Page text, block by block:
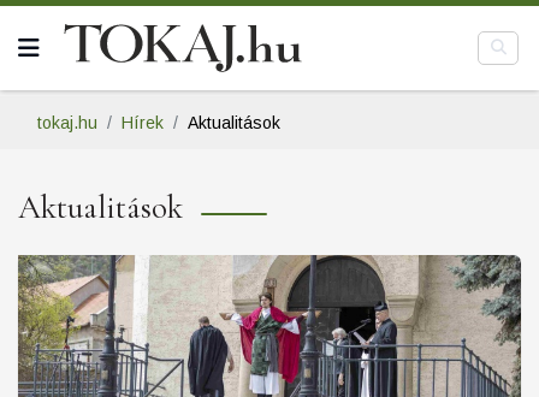
tokaj.hu Hírek Aktualitások
Aktualitások